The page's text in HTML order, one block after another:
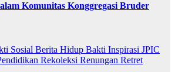
Komunitas Konggregasi Bruder
Sosial Berita Hidup Bakti Inspirasi JPIC
Rekoleksi Renungan Retret